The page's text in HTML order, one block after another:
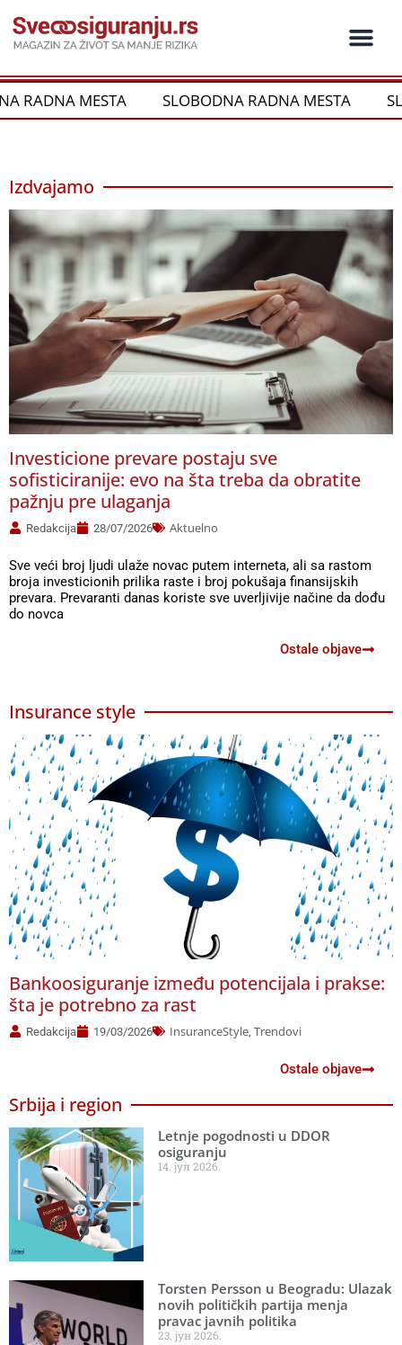
на
садржај
SLOBODNA RADNA MESTA SLOBODNA
Izdvajamo
Investicione prevare postaju sve
sofisticiranije: evo na šta treba da obratite
pažnju pre ulaganja
Redakcija 28/07/2026 Aktuelno
Sve veći broj ljudi ulaže novac putem interneta, ali sa rastom
broja investicionih prilika raste i broj pokušaja finansijskih
prevara. Prevaranti danas koriste sve uverljivije načine da dođu
do novca
Ostale objave
Insurance style
Bankoosiguranje između potencijala i prakse:
šta je potrebno za rast
Redakcija 19/03/2026 InsuranceStyle Trendovi
Ostale objave
Srbija i region
Letnje pogodnosti u DDOR
osiguranju
14. јул 2026.
Torsten Persson u Beogradu: Ulazak
novih političkih partija menja
pravac javnih politika
23. јун 2026.